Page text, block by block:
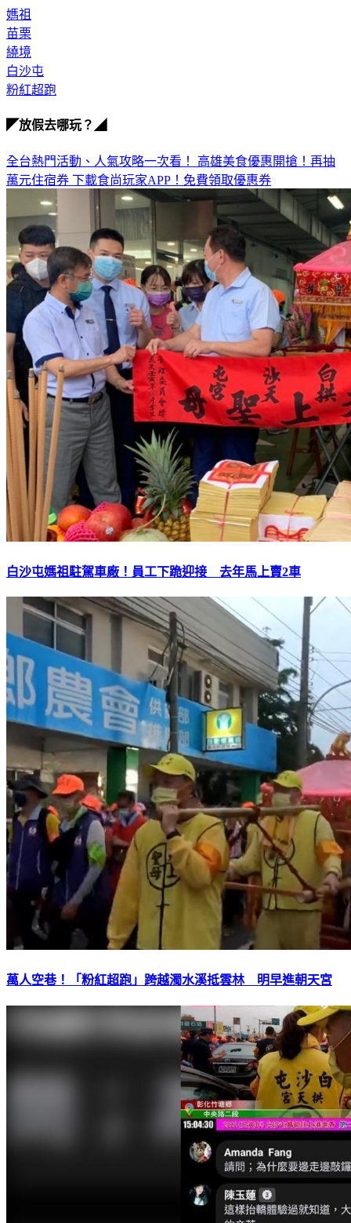
媽祖
苗栗
繞境
白沙屯
粉紅超跑
◤放假去哪玩？◢
全台熱門活動、人氣攻略一次看！ 高雄美食優惠開搶！再抽
萬元住宿券 下載食尚玩家APP！免費領取優惠券
白沙屯媽祖駐駕車廠！員工下跪迎接 去年馬上賣2車
萬人空巷！「粉紅超跑」跨越濁水溪抵雲林 明早進朝天宮